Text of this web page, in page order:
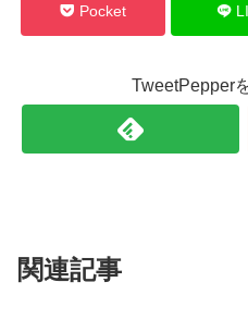
Pocket
TweetPepper
関連記事